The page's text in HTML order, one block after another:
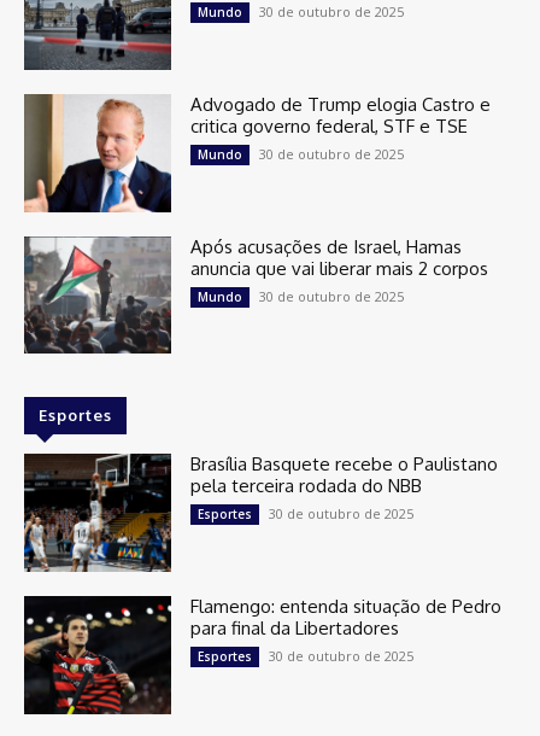
Mundo 30 de outubro de 2025
Advogado de Trump elogia Castro e
critica governo federal, STF e TSE
Mundo 30 de outubro de 2025
Após acusações de Israel, Hamas
anuncia que vai liberar mais 2 corpos
Mundo 30 de outubro de 2025
Esportes
Brasília Basquete recebe o Paulistano
pela terceira rodada do NBB
Esportes 30 de outubro de 2025
Flamengo: entenda situação de Pedro
para final da Libertadores
Esportes 30 de outubro de 2025